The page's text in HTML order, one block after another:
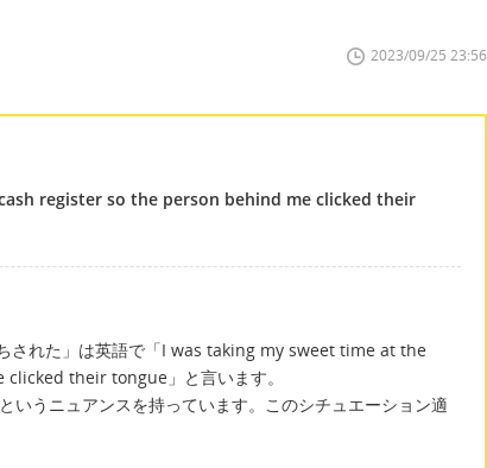
2023/09/25 23:56
register so the person behind me clicked their
された」は英語で「I was taking my sweet time at the
their tongue」と言います。
いうニュアンスを持っています。このシチュエーション適